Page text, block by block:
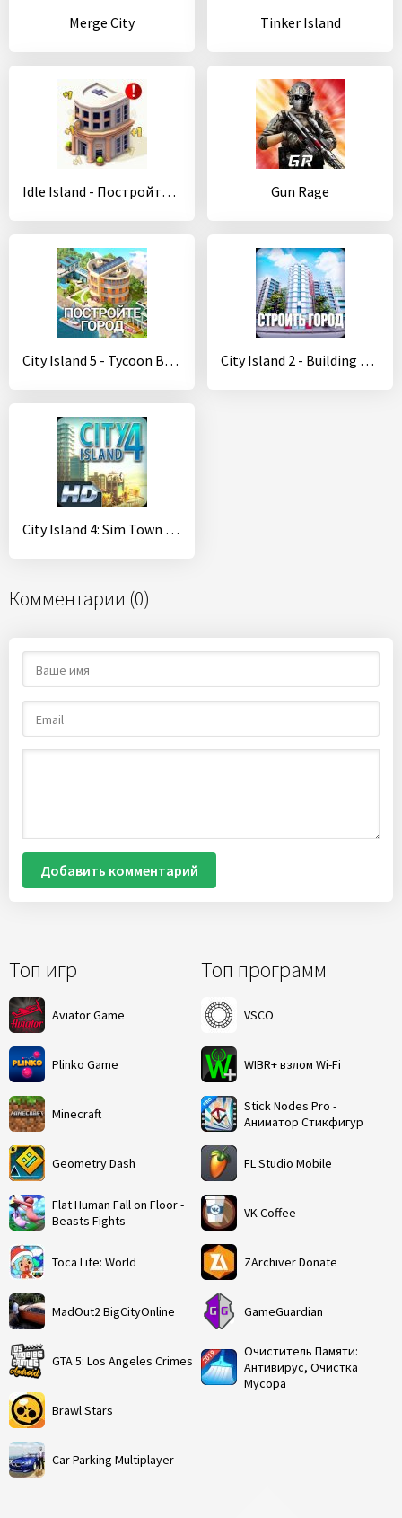
Топ игр
Aviator Game
Plinko Game
Minecraft
Geometry Dash
Flat Human Fall on Floor -
Beasts Fights
Toca Life: World
MadOut2 BigCityOnline
GTA 5: Los Angeles Crimes
Brawl Stars
Car Parking Multiplayer
Топ программ
VSCO
WIBR+ взлом Wi-Fi
Stick Nodes Pro -
Аниматор Стикфигур
FL Studio Mobile
VK Coffee
ZArchiver Donate
GameGuardian
Очиститель Памяти:
Антивирус, Очистка
Мусора
Merge City Tinker Island
Idle Island - Постройте город на своем острове! Gun Rage
City Island 5 - Tycoon Building Offline Sim Game City Island 2 - Building Story (Offline sim game)
City Island 4: Sim Town Tycoon
Комментарии (0)
Добавить комментарий